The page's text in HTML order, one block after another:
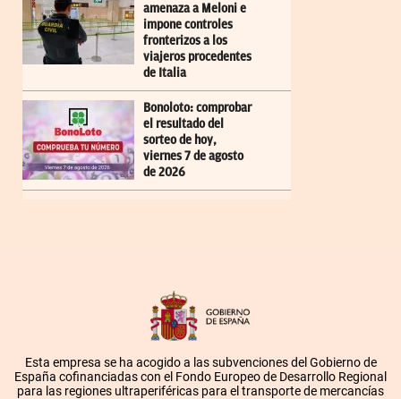
amenaza a Meloni e
impone controles
fronterizos a los
viajeros procedentes
de Italia
Bonoloto: comprobar
el resultado del
sorteo de hoy,
viernes 7 de agosto
de 2026
Esta empresa se ha acogido a las subvenciones del Gobierno de
España cofinanciadas con el Fondo Europeo de Desarrollo Regional
para las regiones ultraperiféricas para el transporte de mercancías